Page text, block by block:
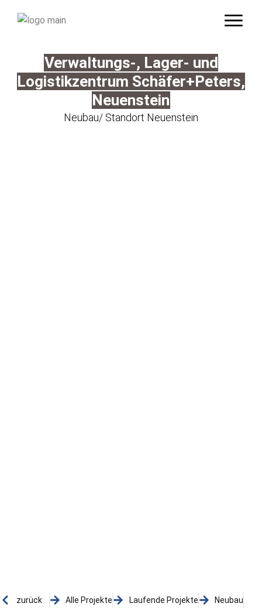
Verwaltungs-, Lager- und
Logistikzentrum Schäfer+Peters,
Neuenstein
Neubau/ Standort Neuenstein
zurück Alle Projekte Laufende Projekte
Neubau